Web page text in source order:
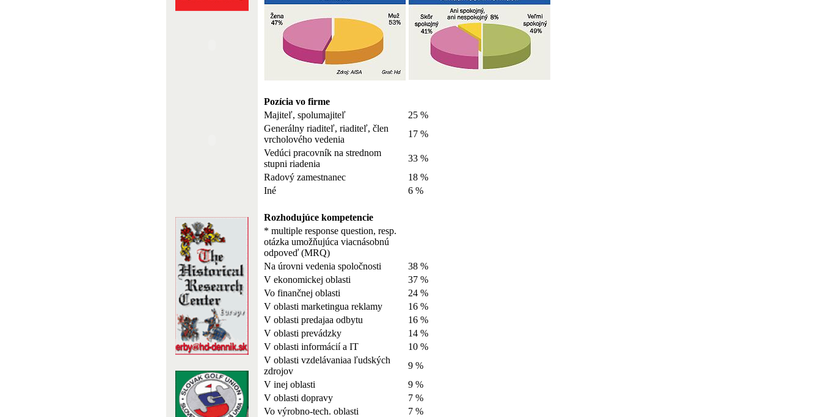
Pozícia vo firme
Majiteľ, spolumajiteľ
25 %
Generálny riaditeľ, riaditeľ, člen
vrcholového vedenia
17 %
Vedúci pracovník na strednom
stupni riadenia
33 %
Radový zamestnanec
18 %
Iné
6 %
Rozhodujúce kompetencie
* multiple response question, resp.
otázka umožňujúca viacnásobnú
odpoveď (MRQ)
Na úrovni vedenia spoločnosti
38 %
V ekonomickej oblasti
37 %
Vo finančnej oblasti
24 %
V oblasti marketingua reklamy
16 %
V oblasti predajaa odbytu
16 %
V oblasti prevádzky
14 %
V oblasti informácií a IT
10 %
V oblasti vzdelávaniaa ľudských
zdrojov
9 %
V inej oblasti
9 %
V oblasti dopravy
7 %
Vo výrobno-tech. oblasti
7 %